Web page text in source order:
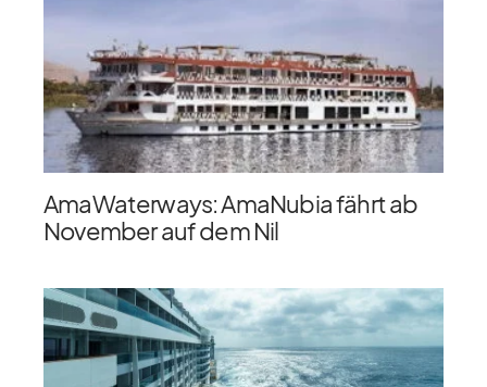
AmaWaterways: AmaNubia fährt ab
November auf dem Nil